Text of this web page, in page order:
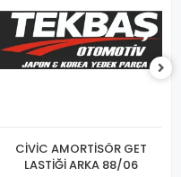
CİVİC AMORTİSÖR GET
LASTİĞİ ARKA 88/06